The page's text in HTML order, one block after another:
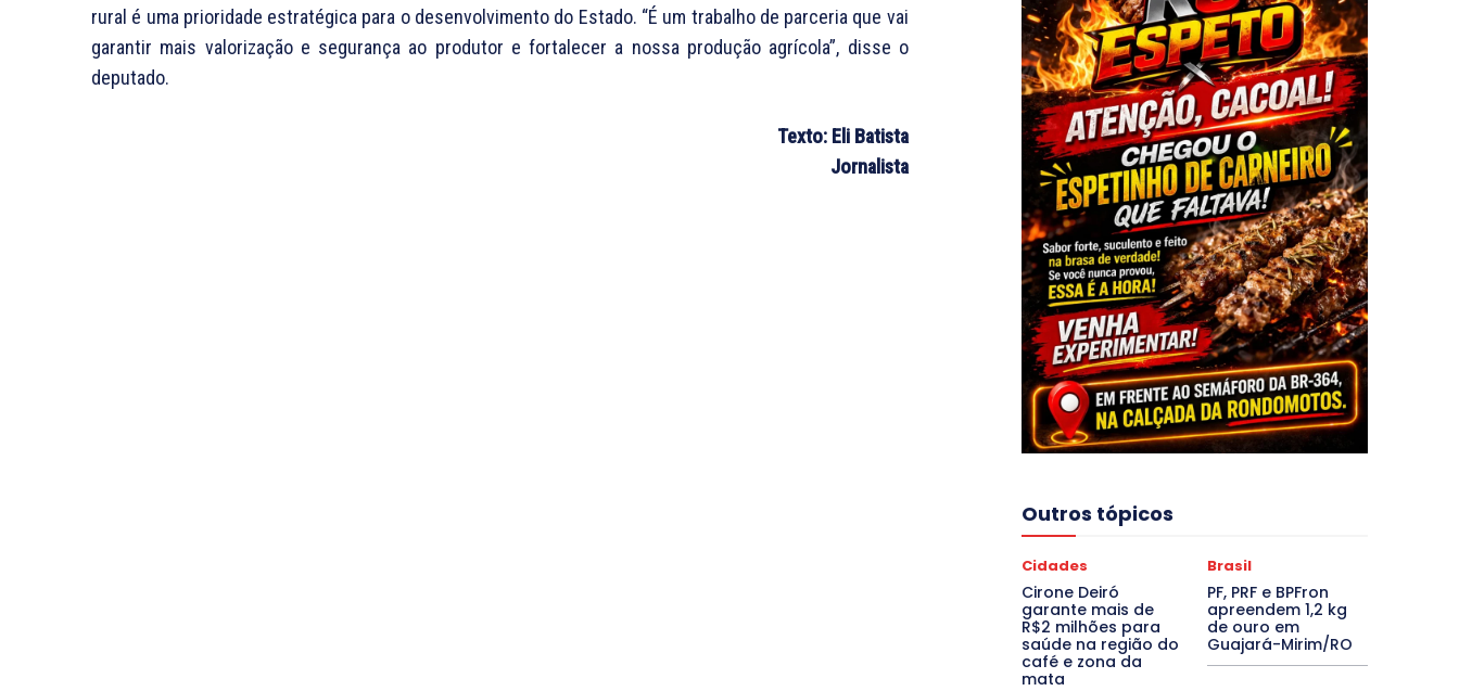
rural é uma prioridade estratégica para o desenvolvimento do Estado. “É um trabalho de parceria que vai
garantir mais valorização e segurança ao produtor e fortalecer a nossa produção agrícola”, disse o
deputado.
Texto: Eli Batista
Jornalista
Outros tópicos
Cidades
Cirone Deiró
garante mais de
R$2 milhões para
saúde na região do
café e zona da
mata
Brasil
PF, PRF e BPFron
apreendem 1,2 kg
de ouro em
Guajará-Mirim/RO